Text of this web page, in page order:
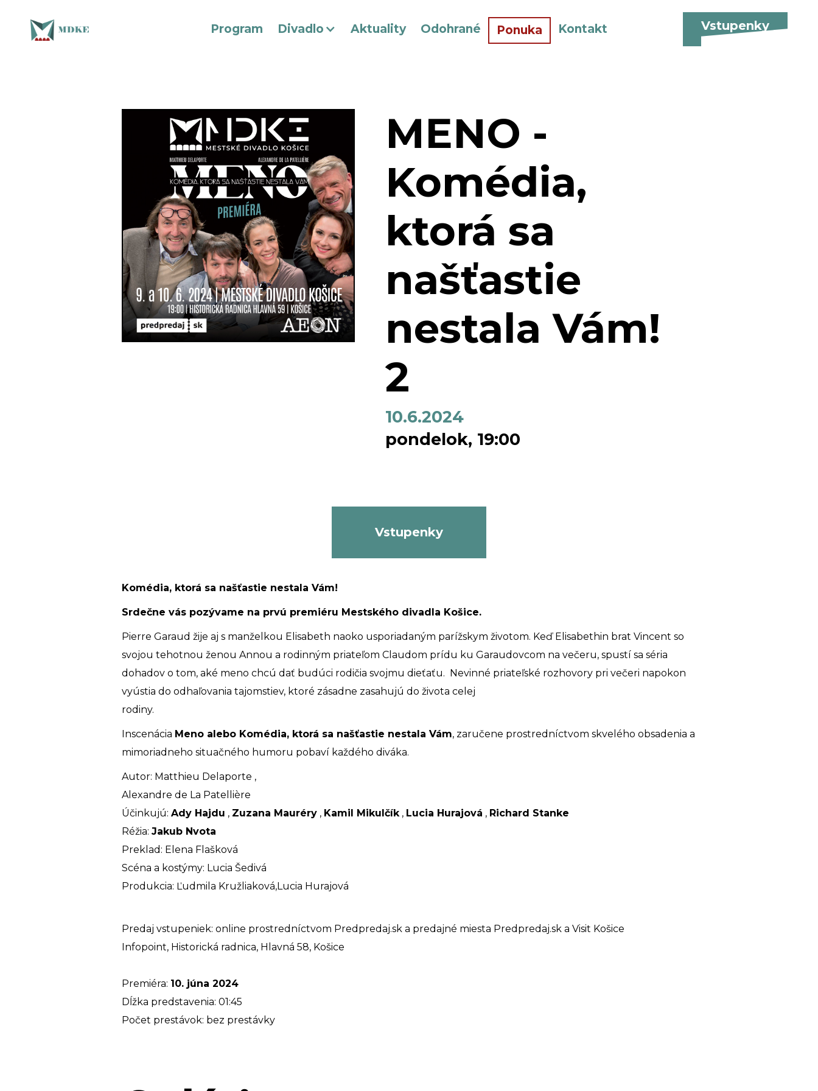
Program Divadlo Aktuality Odohrané Ponuka Kontakt Vstupenky
MENO -
Komédia,
ktorá sa
našťastie
nestala Vám!
2
10.6.2024
pondelok, 19:00
Vstupenky
Komédia, ktorá sa našťastie nestala Vám!
Srdečne vás pozývame na prvú premiéru Mestského divadla Košice.
Pierre Garaud žije aj s manželkou Elisabeth naoko usporiadaným parížskym životom. Keď Elisabethin brat Vincent so
svojou tehotnou ženou Annou a rodinným priateľom Claudom prídu ku Garaudovcom na večeru, spustí sa séria
dohadov o tom, aké meno chcú dať budúci rodičia svojmu dieťaťu. Nevinné priateľské rozhovory pri večeri napokon
vyústia do odhaľovania tajomstiev, ktoré zásadne zasahujú do života celej
rodiny.
Inscenácia Meno alebo Komédia, ktorá sa našťastie nestala Vám, zaručene prostredníctvom skvelého obsadenia a
mimoriadneho situačného humoru pobaví každého diváka.
Autor: Matthieu Delaporte ,
Alexandre de La Patellière
Účinkujú: Ady Hajdu , Zuzana Mauréry , Kamil Mikulčík, Lucia Hurajová , Richard Stanke
Réžia: Jakub Nvota
Preklad: Elena Flašková
Scéna a kostýmy: Lucia Šedivá
Produkcia: Ľudmila Kružliaková,Lucia Hurajová
Predaj vstupeniek: online prostredníctvom Predpredaj.sk a predajné miesta Predpredaj.sk a Visit Košice
Infopoint, Historická radnica, Hlavná 58, Košice
Premiéra: 10. júna 2024
Dĺžka predstavenia: 01:45
Počet prestávok: bez prestávky